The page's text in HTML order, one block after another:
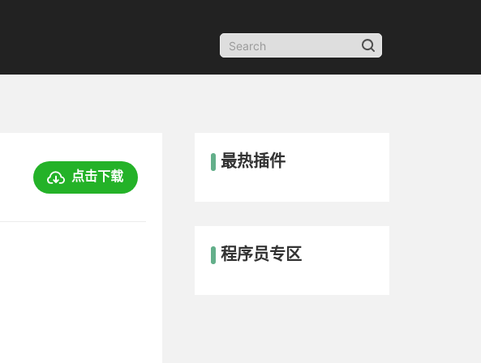
点击下载
最热插件
程序员专区